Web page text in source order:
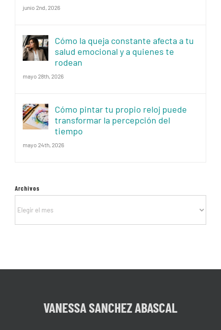
junio 2nd, 2026
Cómo la queja constante afecta a tu
salud emocional y a quienes te
rodean
mayo 28th, 2026
Cómo pintar tu propio reloj puede
transformar la percepción del
tiempo
mayo 24th, 2026
Archivos
VANESSA SANCHEZ ABASCAL